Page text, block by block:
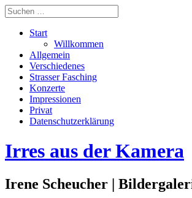
Start
Willkommen
Allgemein
Verschiedenes
Strasser Fasching
Konzerte
Impressionen
Privat
Datenschutzerklärung
Irres aus der Kamera
Irene Scheucher |